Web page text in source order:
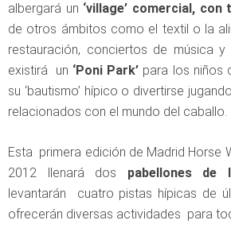
albergará un ‘village’ comercial,
de otros ámbitos como el textil o la
restauración, conciertos de música y
existirá un ‘Poni Park’ para los niños
su ‘bautismo’ hípico o divertirse
relacionados con el mundo del caballo.
Esta primera edición de Madrid Horse
2012 llenará dos pabellones de
levantarán cuatro pistas hípicas de
ofrecerán diversas actividades para